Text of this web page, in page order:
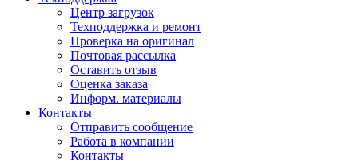
Центр загрузок
Техподдержка и ремонт
Проверка на оригинал
Почтовая рассылка
Оставить отзыв
Оценка заказа
Информ. материалы
Контакты
Отправить сообщение
Работа в компании
Контакты